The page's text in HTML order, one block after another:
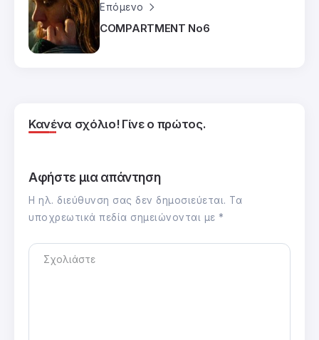
Επόμενο
COMPARTMENT No6
Κανένα σχόλιο! Γίνε ο πρώτος.
Αφήστε μια απάντηση
Η ηλ. διεύθυνση σας δεν δημοσιεύεται. Τα
υποχρεωτικά πεδία σημειώνονται με *